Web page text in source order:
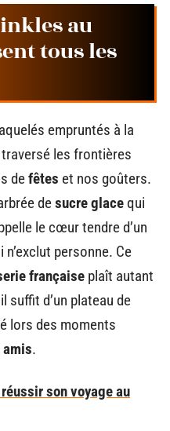
au
tous les
empruntés à la
les frontières
defêtes et nos goûters.
desucre glacequi
le cœur tendre d’un
personne. Ce
française plaît autant
suffit d’un plateau de
lors des moments
amis.
son voyage au